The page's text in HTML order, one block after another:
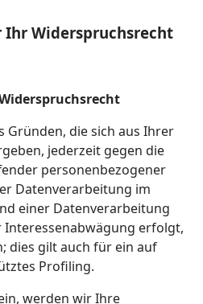
Widerspruchsrecht
Gründen, die sich aus Ihrer
jederzeit gegen die
personenbezogener
Datenverarbeitung im
einer Datenverarbeitung
erfolgt,
dies gilt auch für ein auf
Profiling.
werden wir Ihre